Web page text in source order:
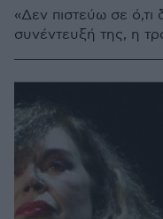
«Δεν πιστεύω σε
συνέντευξή της, η